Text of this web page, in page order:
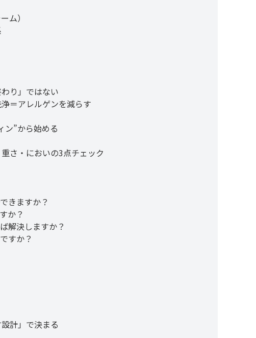
ム）
り」ではない
＝アレルゲンを減らす
ン”から始める
さ・においの3点チェック
きますか？
か？
解決しますか？
すか？
計」で決まる